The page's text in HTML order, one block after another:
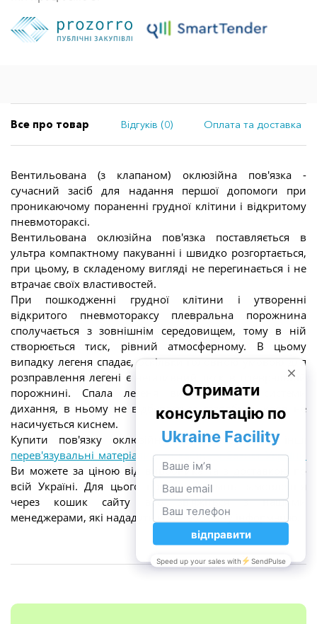
Все про товар Відгуків (0) Оплата та доставка
Вентильована (з клапаном) оклюзійна пов'язка -
сучасний засіб для надання першої допомоги при
проникаючому пораненні грудної клітини і відкритому
пневмотораксі.
Вентильована оклюзійна пов'язка поставляється в
ультра компактному пакуванні і швидко розгортається,
при цьому, в складеному вигляді не перегинається і не
втрачає своїх властивостей.
При пошкодженні грудної клітини і утворенні
відкритого пневмотораксу плевральна порожнина
сполучається з зовнішнім середовищем, тому в ній
створюється тиск, рівний атмосферному. В цьому
випадку легеня спадає, оскільки головною умовою для
розправлення легені є негативний тиск в плевральній
порожнині. Спала легеня вимикається з системи
дихання, в ньому не відбувається газообмін, кров не
насичується киснем.
Купити пов'язку оклюзійну вентильовану та інші
перев'язувальні матеріали для кабінету Захист України
Ви можете за ціною від виробника та з доставкою по
всій Україні. Для цього просто оформіть замовлення
через кошик сайту або зв'яжіться з нашими
менеджерами, які нададуть всю необхідну інформацію.